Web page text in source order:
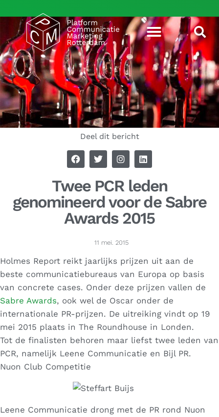
Deel dit bericht
Twee PCR leden
genomineerd voor de Sabre
Awards 2015
11 mei. 2015
Holmes Report reikt jaarlijks prijzen uit aan de
beste communicatiebureaus van Europa op basis
van concrete cases. Onder deze prijzen vallen de
Sabre Awards, ook wel de Oscar onder de
internationale PR-prijzen. De uitreiking vindt op 19
mei 2015 plaats in The Roundhouse in Londen.
Tot de finalisten behoren maar liefst twee leden van
PCR, namelijk Leene Communicatie en Bijl PR.
Nuon Club Competitie
Leene Communicatie drong met de PR rond Nuon